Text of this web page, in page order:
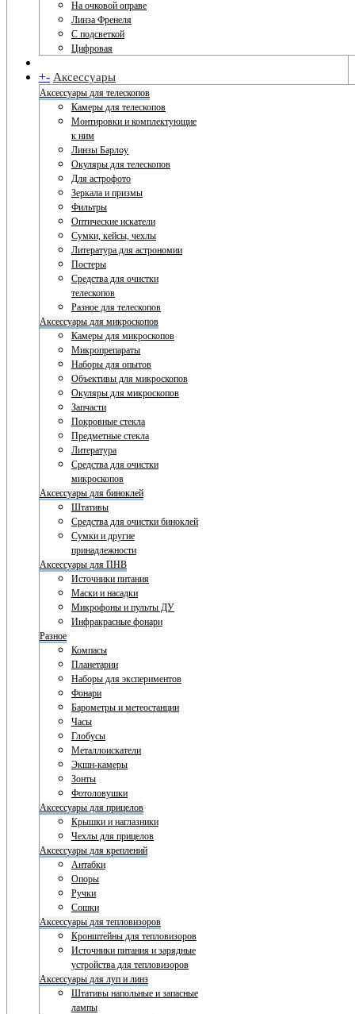
На очковой оправе
Линза Френеля
С подсветкой
Цифровая
+- Аксессуары
Аксессуары для телескопов
Камеры для телескопов
Монтировки и комплектующие
к ним
Линзы Барлоу
Окуляры для телескопов
Для астрофото
Зеркала и призмы
Фильтры
Оптические искатели
Сумки, кейсы, чехлы
Литература для астрономии
Постеры
Средства для очистки
телескопов
Разное для телескопов
Аксессуары для микроскопов
Камеры для микроскопов
Микропрепараты
Наборы для опытов
Объективы для микроскопов
Окуляры для микроскопов
Запчасти
Покровные стекла
Предметные стекла
Литература
Средства для очистки
микроскопов
Аксессуары для биноклей
Штативы
Средства для очистки биноклей
Сумки и другие
принадлежности
Аксессуары для ПНВ
Источники питания
Маски и насадки
Микрофоны и пульты ДУ
Инфракрасные фонари
Разное
Компасы
Планетарии
Наборы для экспериментов
Фонари
Барометры и метеостанции
Часы
Глобусы
Металлоискатели
Экшн-камеры
Зонты
Фотоловушки
Аксессуары для прицелов
Крышки и наглазники
Чехлы для прицелов
Аксессуары для креплений
Антабки
Опоры
Ручки
Сошки
Аксессуары для тепловизоров
Кронштейны для тепловизоров
Источники питания и зарядные
устройства для тепловизоров
Аксессуары для луп и линз
Штативы напольные и запасные
лампы